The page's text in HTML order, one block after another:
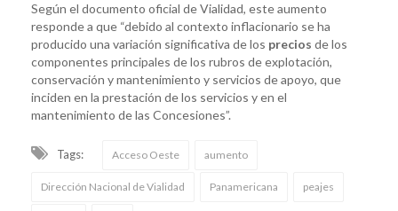
Según el documento oficial de Vialidad, este aumento
responde a que “debido al contexto inflacionario se ha
producido una variación significativa de los precios de los
componentes principales de los rubros de explotación,
conservación y mantenimiento y servicios de apoyo, que
inciden en la prestación de los servicios y en el
mantenimiento de las Concesiones”.
Tags: Acceso Oeste aumento
Dirección Nacional de Vialidad Panamericana peajes